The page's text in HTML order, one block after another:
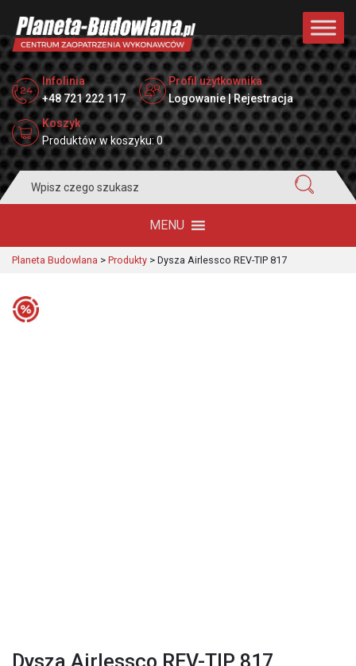
Infolinia
+48 721 222 117
Profil użytkownika
Logowanie | Rejestracja
Koszyk
Produktów w koszyku: 0
for:
MENU
Planeta Budowlana > Produkty > Dysza Airlessco REV-TIP 817